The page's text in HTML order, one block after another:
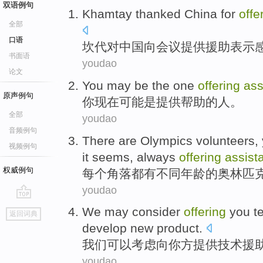
双语例句
全部
口语
书面语
论文
原声例句
全部
音频例句
视频例句
权威例句
go
top
返回词典
Khamtay thanked China for
坎代对中国向会议提供援助表示
youdao
You may be the one offering
你现在可能是提供帮助的 人 。
youdao
There are Olympics volunteers
it seems, always offering
每个角落都有不同年龄的奥林匹
youdao
We may consider offering you
develop new product.
我们可以考虑向你方提供技术援